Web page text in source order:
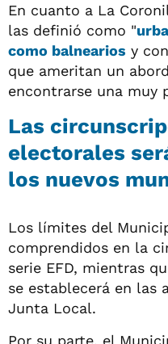
En cuanto a La
las definió como "
como balnearios y
que ameritan un
encontrarse una muy
Las
electorales
los nuevos
Los límites del
comprendidos en la
serie EFD, mientras
se establecerá en las
Junta Local.
Por su parte, el